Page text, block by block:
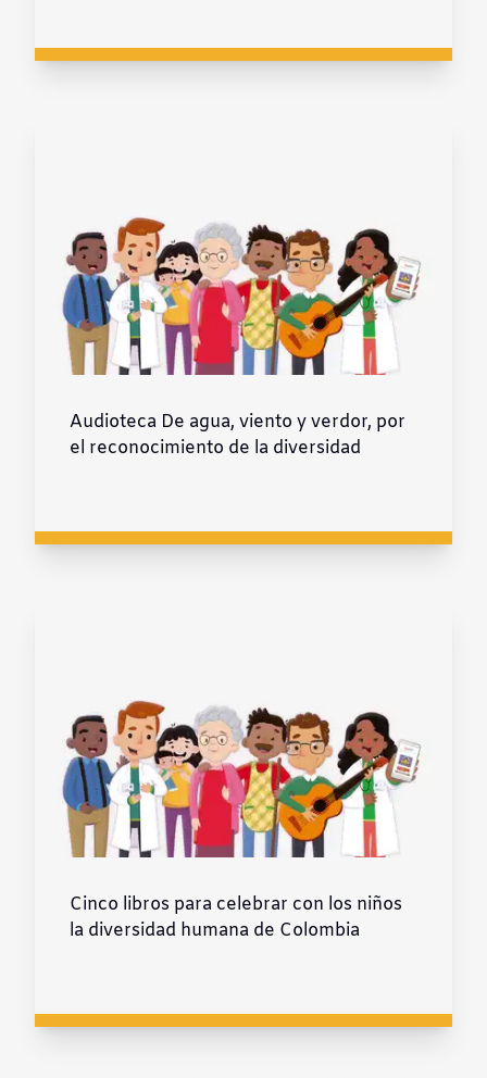
Audioteca De agua, viento y verdor, por
el reconocimiento de la diversidad
Cinco libros para celebrar con los niños
la diversidad humana de Colombia